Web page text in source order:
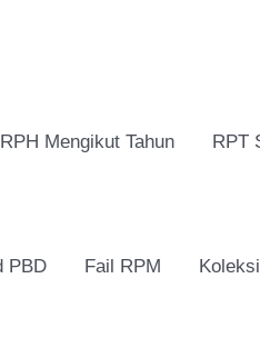
RPH Mengikut Tahun RPT
PBD Fail RPM